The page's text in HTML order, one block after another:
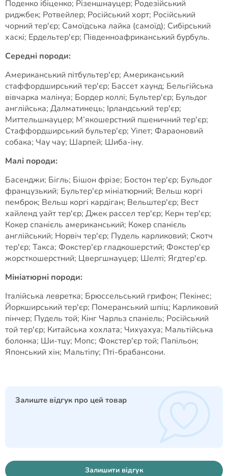
Поденко ібіценко; Різеншнауцер; Родезійський
риджбек; Ротвейлер; Російський хорт; Російський
чорний тер'єр; Самоїдська лайка (самоїд); Сибірський
хаскі; Ердельтер'єр; Південноафриканський бурбуль.
Середні породи:
Американський пітбультер'єр; Американський
стаффордширський тер'єр; Бассет хаунд; Бельгійська
вівчарка малінуа; Бордер коллі; Бультер'єр; Бульдог
англійська; Далматинець; Ірландський тер'єр;
Миттельшнауцер; М’якошерстний пшеничний тер'єр;
Стаффордширський бультер'єр; Уіпет; Фараоновий
собака; Чау чау; Шарпей; Шиба-іну.
Малі породи:
Басенджи; Бігль; Бішон фрізе; Бостон тер'єр; Бульдог
французький; Бультер'єр мініатюрний; Вельш коргі
пемброк; Вельш коргі кардіган; Вельштер'єр; Вест
хайленд уайт тер'єр; Джек рассел тер'єр; Керн тер'єр;
Кокер спанієль американський; Кокер спанієль
англійський; Норвіч тер'єр; Пудель карликовий; Скотч
тер'єр; Такса; Фокстер'єр гладкошерстий; Фокстер'єр
жорсткошерстний; Цвергшнауцер; Шелті; Ягдтер'єр.
Мініатюрні породи:
Італійська левретка; Брюссельський грифон; Пекінес;
Йоркширський тер'єр; Померанський шпіц; Карликовий
пінчер; Пудель той; Кінг Чарльз спаніель; Російський
той тер'єр; Китайська хохлата; Чихуахуа; Мальтійська
болонка; Ши-тцу; Мопс; Фокстер'єр той; Папільон;
Японський хін; Мальтіпу; Пті-брабансони.
Залиште відгук про цей товар
Залишити відгук